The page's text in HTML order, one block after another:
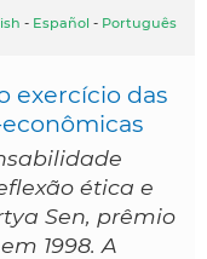
- Español - Português
exercício das
ética e
Sen, prêmio
1998. A